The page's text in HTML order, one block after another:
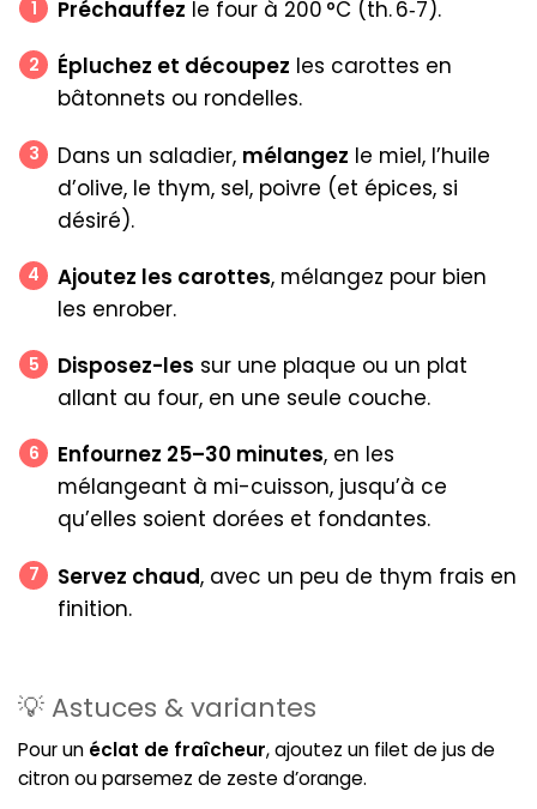
Préchauffez le four à 200 °C (th. 6‑7).
Épluchez et découpez les carottes en
bâtonnets ou rondelles.
Dans un saladier, mélangez le miel, l’huile
d’olive, le thym, sel, poivre (et épices, si
désiré).
Ajoutez les carottes, mélangez pour bien
les enrober.
Disposez-les sur une plaque ou un plat
allant au four, en une seule couche.
Enfournez 25–30 minutes, en les
mélangeant à mi-cuisson, jusqu’à ce
qu’elles soient dorées et fondantes.
Servez chaud, avec un peu de thym frais en
finition.
💡 Astuces & variantes
Pour un éclat de fraîcheur, ajoutez un filet de jus de
citron ou parsemez de zeste d’orange.